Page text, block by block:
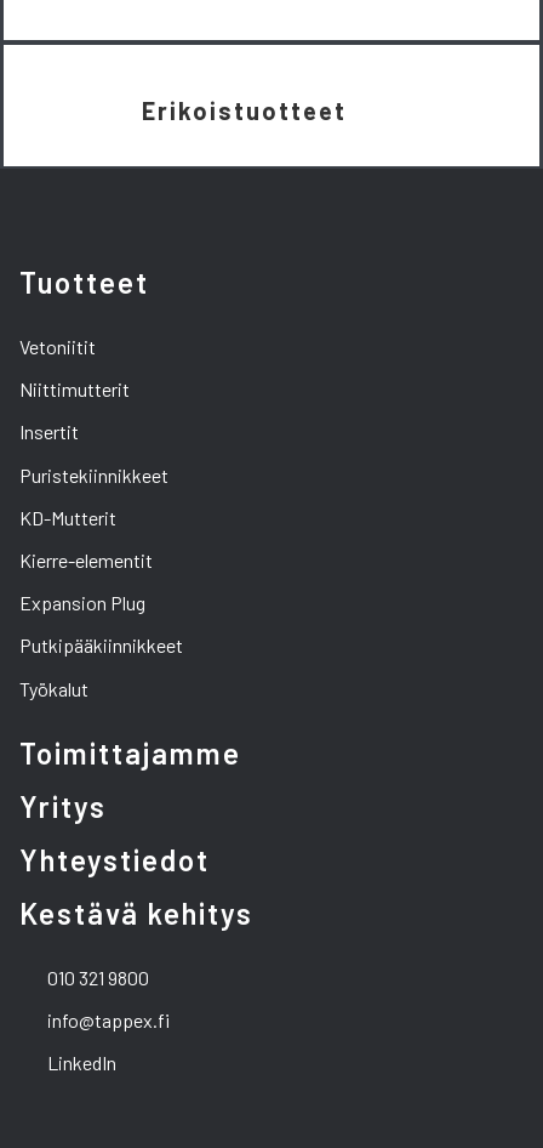
Erikoistuotteet
Tuotteet
Vetoniitit
Niittimutterit
Insertit
Puristekiinnikkeet
KD-Mutterit
Kierre-elementit
Expansion Plug
Putkipääkiinnikkeet
Työkalut
Toimittajamme
Yritys
Yhteystiedot
Kestävä kehitys
010 321 9800
info@tappex.fi
LinkedIn